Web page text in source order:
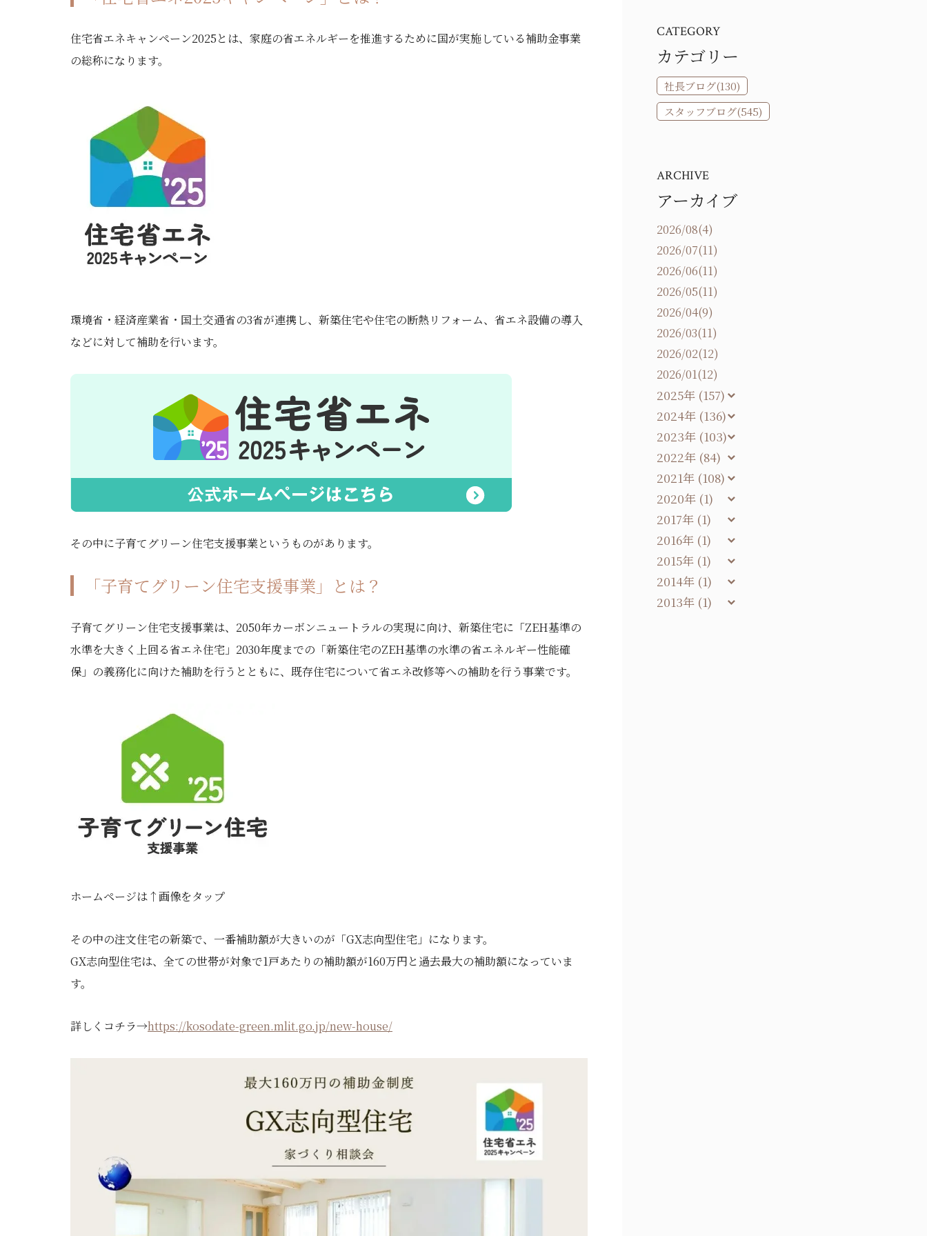
住宅省エネキャンペーン2025とは、家庭の省エネルギーを推進するために国が実施している補助金事業
の総称になります。
環境省・経済産業省・国土交通省の3省が連携し、新築住宅や住宅の断熱リフォーム、省エネ設備の導入
などに対して補助を行います。
その中に子育てグリーン住宅支援事業というものがあります。
「子育てグリーン住宅支援事業」とは？
子育てグリーン住宅支援事業は、2050年カーボンニュートラルの実現に向け、新築住宅に「ZEH基準の
水準を大きく上回る省エネ住宅」2030年度までの「新築住宅のZEH基準の水準の省エネルギー性能確
保」の義務化に向けた補助を行うとともに、既存住宅について省エネ改修等への補助を行う事業です。
ホームページは↑画像をタップ
その中の注文住宅の新築で、一番補助額が大きいのが「GX志向型住宅」になります。
GX志向型住宅は、全ての世帯が対象で1戸あたりの補助額が160万円と過去最大の補助額になっていま
す。
詳しくコチラ→https://kosodate-green.mlit.go.jp/new-house/
CATEGORY
カテゴリー
社長ブログ(130)
スタッフブログ(545)
ARCHIVE
アーカイブ
2026/08(4)
2026/07(11)
2026/06(11)
2026/05(11)
2026/04(9)
2026/03(11)
2026/02(12)
2026/01(12)
2025年 (157)
2024年 (136)
2023年 (103)
2022年 (84)
2021年 (108)
2020年 (1)
2017年 (1)
2016年 (1)
2015年 (1)
2014年 (1)
2013年 (1)